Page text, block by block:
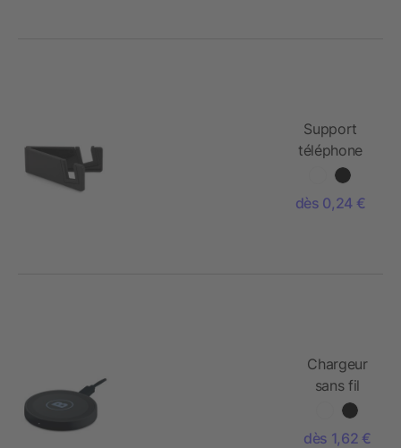
Support
téléphone
bambou/ABS
dès 0,24 €
Chargeur
sans fil
rond
dès 1,62 €